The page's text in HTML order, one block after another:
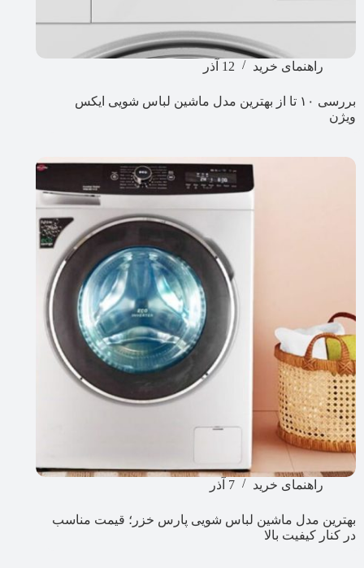
راهنمای خرید 12 آذر
بررسی ۱۰ تا از بهترین مدل ماشین لباس شویی ایکس
ویژن
راهنمای خرید 7 آذر
بهترین مدل ماشین لباس شویی پارس خزر؛ قیمت مناسب
در کنار کیفیت بالا